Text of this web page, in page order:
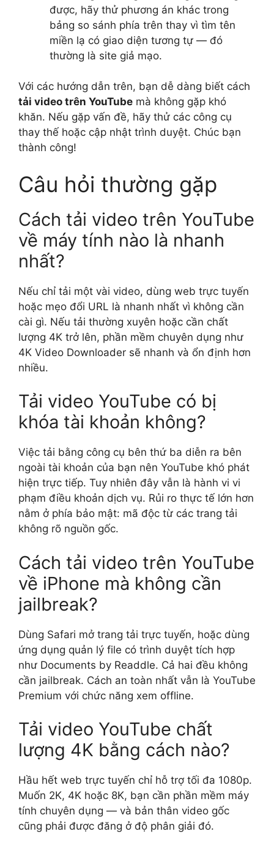
được, hãy thử phương án khác trong
bảng so sánh phía trên thay vì tìm tên
miền lạ có giao diện tương tự — đó
thường là site giả mạo.
Với các hướng dẫn trên, bạn dễ dàng biết cách
tải video trên YouTube mà không gặp khó
khăn. Nếu gặp vấn đề, hãy thử các công cụ
thay thế hoặc cập nhật trình duyệt. Chúc bạn
thành công!
Câu hỏi thường gặp
Cách tải video trên YouTube
về máy tính nào là nhanh
nhất?
Nếu chỉ tải một vài video, dùng web trực tuyến
hoặc mẹo đổi URL là nhanh nhất vì không cần
cài gì. Nếu tải thường xuyên hoặc cần chất
lượng 4K trở lên, phần mềm chuyên dụng như
4K Video Downloader sẽ nhanh và ổn định hơn
nhiều.
Tải video YouTube có bị
khóa tài khoản không?
Việc tải bằng công cụ bên thứ ba diễn ra bên
ngoài tài khoản của bạn nên YouTube khó phát
hiện trực tiếp. Tuy nhiên đây vẫn là hành vi vi
phạm điều khoản dịch vụ. Rủi ro thực tế lớn hơn
nằm ở phía bảo mật: mã độc từ các trang tải
không rõ nguồn gốc.
Cách tải video trên YouTube
về iPhone mà không cần
jailbreak?
Dùng Safari mở trang tải trực tuyến, hoặc dùng
ứng dụng quản lý file có trình duyệt tích hợp
như Documents by Readdle. Cả hai đều không
cần jailbreak. Cách an toàn nhất vẫn là YouTube
Premium với chức năng xem offline.
Tải video YouTube chất
lượng 4K bằng cách nào?
Hầu hết web trực tuyến chỉ hỗ trợ tối đa 1080p.
Muốn 2K, 4K hoặc 8K, bạn cần phần mềm máy
tính chuyên dụng — và bản thân video gốc
cũng phải được đăng ở độ phân giải đó.